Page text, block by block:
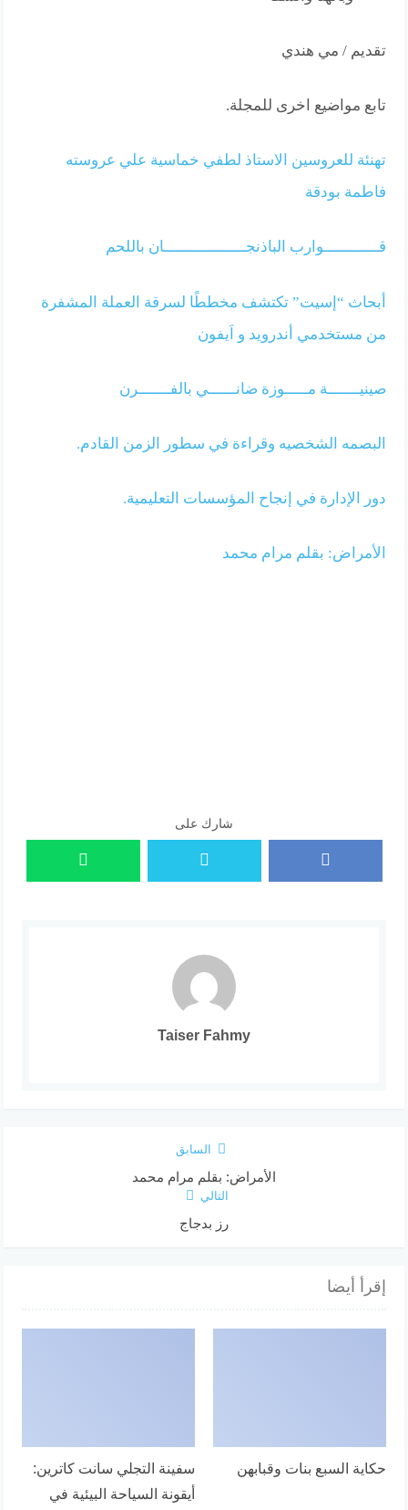
تقديم / مي هندي
تابع مواضيع اخرى للمجلة.
تهنئة للعروسين الاستاذ لطفي خماسية علي عروسته
فاطمة بودقة
قــــــــــــوارب الباذنجــــــــــــــــــان باللحم
أبحاث “إسيت” تكتشف مخططًا لسرقة العملة المشفرة
من مستخدمي أندرويد و اَيفون
صينيـــــــة مـــــوزة ضانــــــي بالفـــــــرن
البصمه الشخصيه وقراءة في سطور الزمن القادم.
دور الإدارة في إنجاح المؤسسات التعليمية.
الأمراض: بقلم مرام محمد
شارك على
Taiser Fahmy
السابق
الأمراض: بقلم مرام محمد
التالي
رز بدجاج
إقرأ أيضا
حكاية السبع بنات وقبابهن
سفينة التجلي سانت كاترين:
أيقونة السياحة البيئية في